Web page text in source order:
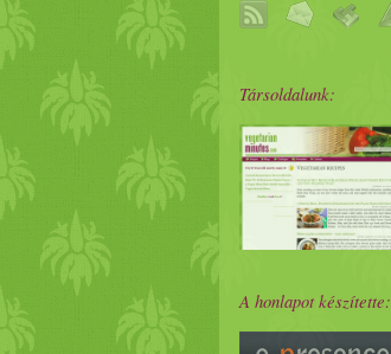
Társoldalunk:
A honlapot készítette: